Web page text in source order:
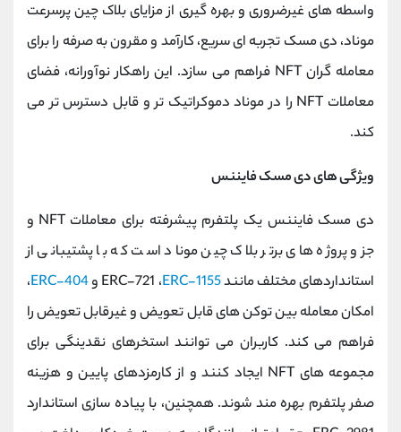
واسطه‌ های غیرضروری و بهره‌ گیری از مزایای بلاک چین پرسرعت
موناد، دی ‌مسک تجربه ‌ای سریع، کارآمد و مقرون ‌به ‌صرفه را برای
معامله‌ گران NFT فراهم می‌ سازد. این راهکار نوآورانه، فضای
معاملات NFT را در موناد دموکراتیک‌ تر و قابل دسترس ‌تر می‌
کند.
ویژگی های دی مسک فایننس
دی ‌مسک فایننس یک پلتفرم پیشرفته برای معاملات NFT و
جزو پروژه های برتر بلاک چین موناد است که با پشتیبانی از
استانداردهای مختلف مانند ERC-721 ،ERC-1155 وERC-404،
امکان معامله بین توکن ‌های قابل تعویض و غیرقابل تعویض را
فراهم می ‌کند. کاربران می‌ توانند استخرهای نقدینگی برای
مجموعه‌ های NFT ایجاد کنند و از کارمزدهای پایین و هزینه
صفر پلتفرم بهره ‌مند شوند. همچنین، با پیاده ‌سازی استاندارد